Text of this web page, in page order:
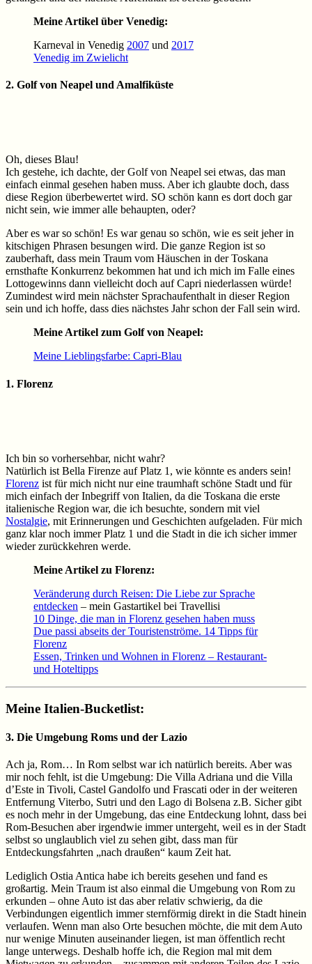
Meine Artikel über Venedig:
Karneval in Venedig 2007 und 2017
Venedig im Zwielicht
2. Golf von Neapel und Amalfiküste
Oh, dieses Blau!
Ich gestehe, ich dachte, der Golf von Neapel sei etwas, das man
einfach einmal gesehen haben muss. Aber ich glaubte doch, dass
diese Region überbewertet wird. SO schön kann es dort doch gar
nicht sein, wie immer alle behaupten, oder?
Aber es war so schön! Es war genau so schön, wie es seit jeher in
kitschigen Phrasen besungen wird. Die ganze Region ist so
zauberhaft, dass mein Traum vom Häuschen in der Toskana
ernsthafte Konkurrenz bekommen hat und ich mich im Falle eines
Lottogewinns dann vielleicht doch auf Capri niederlassen würde!
Zumindest wird mein nächster Sprachaufenthalt in dieser Region
sein und ich hoffe, dass dies nächstes Jahr schon der Fall sein wird.
Meine Artikel zum Golf von Neapel:
Meine Lieblingsfarbe: Capri-Blau
1. Florenz
Ich bin so vorhersehbar, nicht wahr?
Natürlich ist Bella Firenze auf Platz 1, wie könnte es anders sein!
Florenz ist für mich nicht nur eine traumhaft schöne Stadt und für
mich einfach der Inbegriff von Italien, da die Toskana die erste
italienische Region war, die ich besuchte, sondern mit viel
Nostalgie, mit Erinnerungen und Geschichten aufgeladen. Für mich
ganz klar noch immer Platz 1 und die Stadt in die ich sicher immer
wieder zurückkehren werde.
Meine Artikel zu Florenz:
Veränderung durch Reisen: Die Liebe zur Sprache
entdecken – mein Gastartikel bei Travellisi
10 Dinge, die man in Florenz gesehen haben muss
Due passi abseits der Touristenströme. 14 Tipps für
Florenz
Essen, Trinken und Wohnen in Florenz – Restaurant-
und Hoteltipps
Meine Italien-Bucketlist:
3. Die Umgebung Roms und der Lazio
Ach ja, Rom… In Rom selbst war ich natürlich bereits. Aber was
mir noch fehlt, ist die Umgebung: Die Villa Adriana und die Villa
d’Este in Tivoli, Castel Gandolfo und Frascati oder in der weiteren
Entfernung Viterbo, Sutri und den Lago di Bolsena z.B. Sicher gibt
es noch mehr in der Umgebung, das eine Entdeckung lohnt, dass bei
Rom-Besuchen aber irgendwie immer untergeht, weil es in der Stadt
selbst so unglaublich viel zu sehen gibt, dass man für
Entdeckungsfahrten „nach draußen“ kaum Zeit hat.
Lediglich Ostia Antica habe ich bereits gesehen und fand es
großartig. Mein Traum ist also einmal die Umgebung von Rom zu
erkunden – ohne Auto ist das aber relativ schwierig, da die
Verbindungen eigentlich immer sternförmig direkt in die Stadt hinein
verlaufen. Wenn man also Orte besuchen möchte, die mit dem Auto
nur wenige Minuten auseinander liegen, ist man öffentlich recht
lange unterwegs. Deshalb hoffe ich, die Region mal mit dem